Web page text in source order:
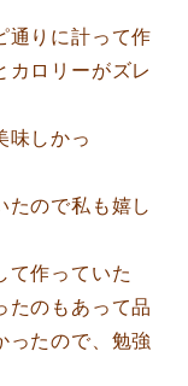
通りに計って作
カロリーがズレ
味しかっ
たので私も嬉し
て作っていた
たのもあって品
ったので、勉強